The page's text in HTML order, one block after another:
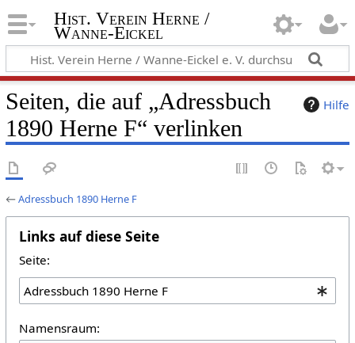
Hist. Verein Herne /
Wanne-Eickel
Hilfe
Seiten, die auf „Adressbuch
1890 Herne F“ verlinken
←Adressbuch 1890 Herne F
Links auf diese Seite
Seite:
Namensraum: